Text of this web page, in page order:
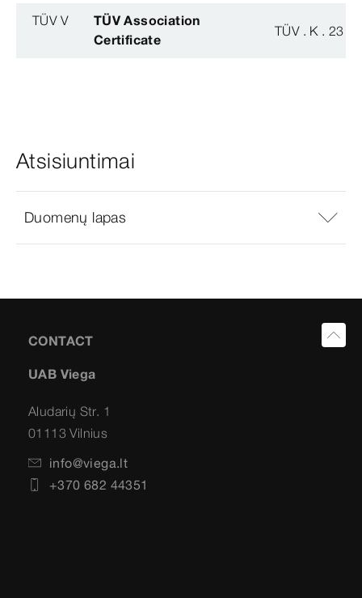
TÜV V
TÜV Association
Certificate
TÜV . K . 23 -
Atsisiuntimai
Duomenų lapas
CONTACT
UAB Viega
Aludarių Str. 1
01113 Vilnius
info@viega.lt
+370 682 44351